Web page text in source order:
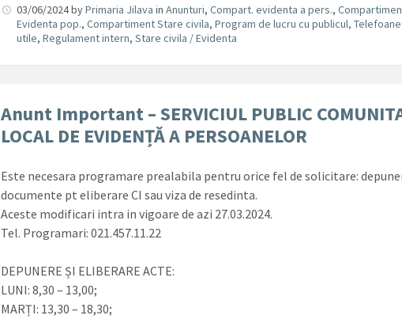
03/06/2024byPrimaria Jilava inAnunturi,Compart. evidenta a pers.,
Evidenta pop.,Compartiment Stare civila,Program de lucru cu publicul,
utile,Regulament intern,Stare civila / Evidenta
Anunt Important – SERVICIUL PUBLIC
LOCAL DE EVIDENȚĂ A PERSOANELOR
Este necesara programare prealabila pentru orice fel de solicitare:
documente pt eliberare CI sau viza de resedinta.
Aceste modificari intra in vigoare de azi 27.03.2024.
Tel. Programari: 021.457.11.22
DEPUNERE ȘI ELIBERARE ACTE:
LUNI: 8,30 – 13,00;
MARȚI: 13,30 – 18,30;